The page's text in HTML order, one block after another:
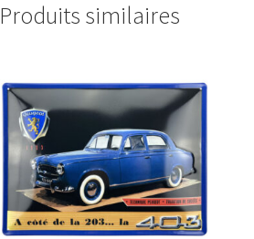
Produits similaires